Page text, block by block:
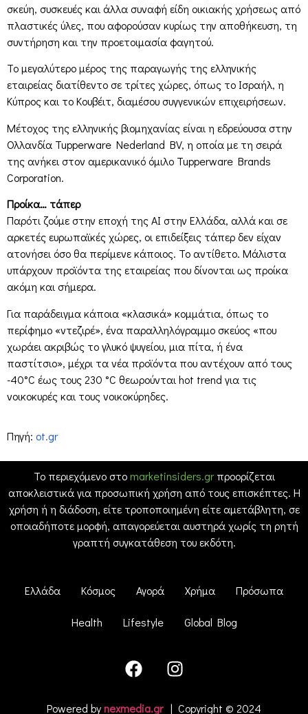
σκεύη, συσκευές και άλλα συναφή είδη οικιακής χρήσεως από
πλαστικές ύλες, που αφορούσαν κυρίως την αποθήκευση, τη
συντήρηση και την προετοιμασία φαγητού.
Το μεγαλύτερο μέρος της παραγωγής της ελληνικής
εταιρείας διατίθεντο σε τρίτες χώρες, όπως το Ισραήλ, η
Κύπρος και το Κουβέιτ, διαμέσου συγγενικών επιχειρήσεων.
Μέτοχος της ελληνικής βιομηχανίας είναι η εδρεύουσα στην
Ολλανδία Tupperware Nederland BV, η οποία με τη σειρά
της ανήκει στον αμερικανικό όμιλο Tupperware Brands
Corporation.
Προίκα… τάπερ
Παρότι ζούμε στην εποχή της AI στην Ελλάδα, αλλά και σε
αρκετές ευρωπαϊκές χώρες, οι επιδείξεις τάπερ δεν είχαν
ατονήσει όσο θα περίμενε κάποιος. Το αντίθετο. Μάλιστα
υπάρχουν προϊόντα της εταιρείας που δίνονται ως προίκα
ακόμη και σήμερα.
Για παράδειγμα κάποια «κλασικά» κομμάτια, όπως το
περίφημο «ντεζιρέ», ένα παραλληλόγραμμο σκεύος «που
χωράει ακριβώς το γλυκό ψυγείου, μια πίτα, ή ένα
παστίτσιο», μέχρι τα νέα προϊόντα που αντέχουν από τους
-40°C έως τους 230 °C θεωρούνται hot trend για τις
νοικοκυρές και τους νοικοκύρηδες.
Πηγή: ot.gr
Το περιεχόμενο στοmarketinsiders.grπροορίζεται
αποκλειστικά για προσωπική χρήση από τους επισκέπτες. Η
χρήση ή η διάδοση, είτε τροποποιημένη είτε αμετάβλητη, σε
οποιαδήποτε μορφή, απαγορεύεται αυστηρά χωρίς τη ρητή
γραπτή συγκατάθεση του εκδότη.
Ελλάδα Κόσμος Αγορά Χρήμα Πρόσωπα
Health Lifestyle Global Blog
Powered bynexmedia.gr| Copyright © 2024